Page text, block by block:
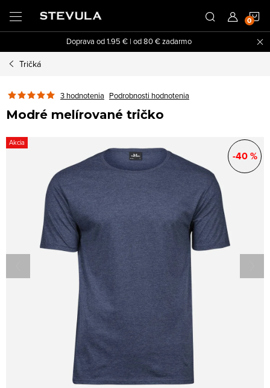
obsah
Doprava od 1.95 € | od 80 € zadarmo
Tričká
3 hodnotenia Podrobnosti hodnotenia
Modré melírované tričko
Akcia
-40 %